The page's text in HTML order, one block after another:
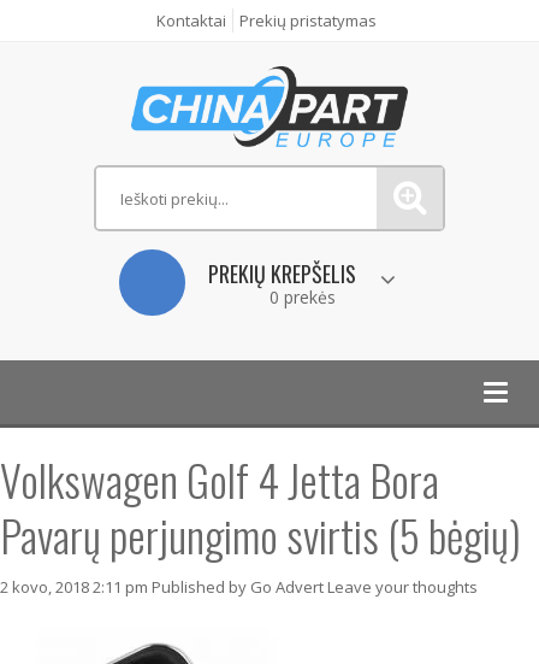
Kontaktai Prekių pristatymas
PREKIŲ KREPŠELIS
0 prekės
Volkswagen Golf 4 Jetta Bora
Pavarų perjungimo svirtis (5 bėgių)
2 kovo, 2018 2:11 pm Published by Go Advert Leave your thoughts